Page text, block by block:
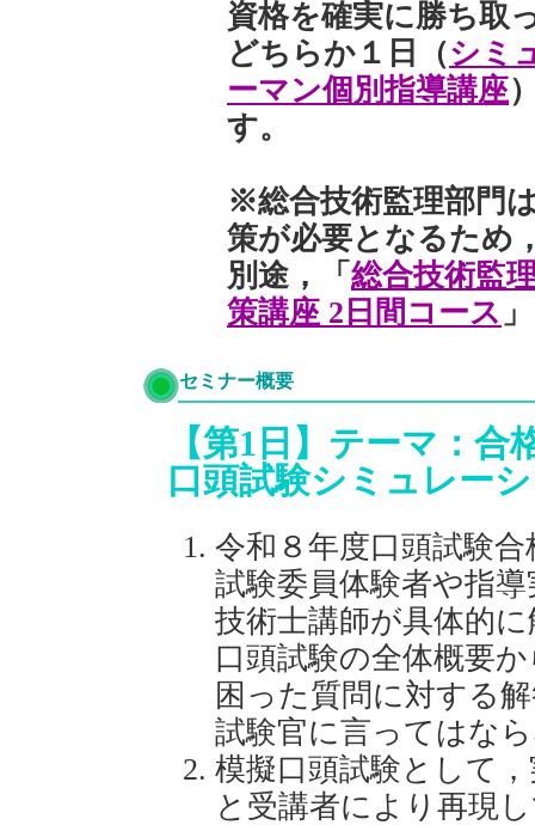
資格を確実に勝ち取
どちらか１日（シミ
ーマン個別指導講座
す。
※総合技術監理部門
策が必要となるため
別途，「 総合技術監
策講座 2日間コース
セミナー概要
【第1日】テーマ：
口頭試験シミュレー
令和８年度口頭試験
試験委員体験者や指
技術士講師が具体的
口頭試験の全体概要
困った質問に対する
試験官に言ってはな
模擬口頭試験として
と受講者により再現